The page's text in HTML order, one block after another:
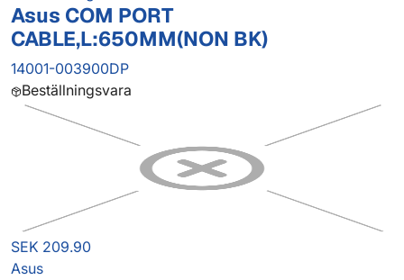
Asus COM PORT
CABLE,L:650MM(NON BK)
14001-003900DP
Beställningsvara
SEK 209.90
Asus